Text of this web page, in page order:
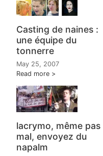
Casting de naines :
une équipe du
tonnerre
May 25, 2007
Read more
lacrymo, même pas
mal, envoyez du
napalm